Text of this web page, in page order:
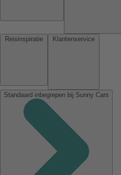
Standaard inbegrepen bij Sunny Cars